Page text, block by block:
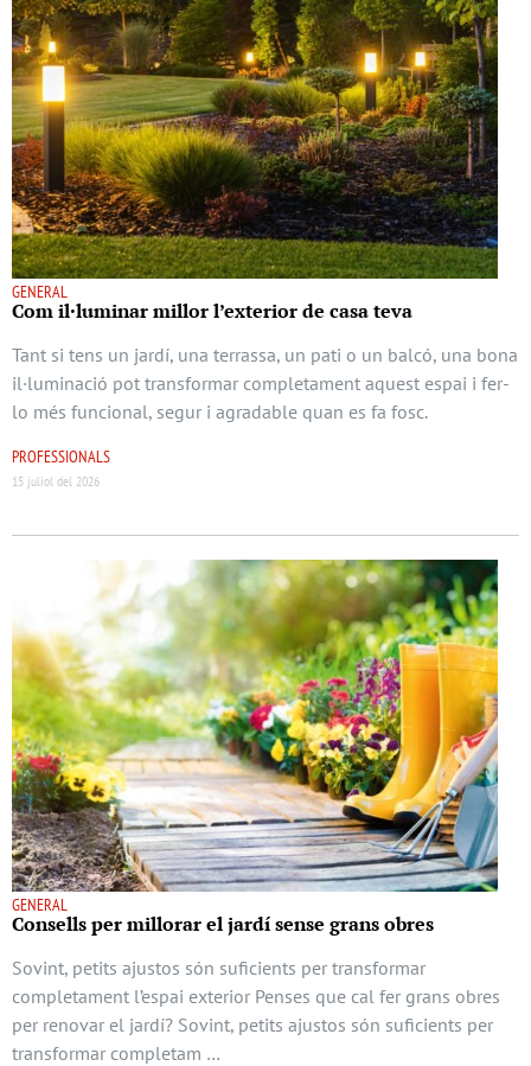
GENERAL
Com il·luminar millor l’exterior de casa teva
Tant si tens un jardí, una terrassa, un pati o un balcó, una bona
il·luminació pot transformar completament aquest espai i fer-
lo més funcional, segur i agradable quan es fa fosc.
PROFESSIONALS
15 juliol del 2026
GENERAL
Consells per millorar el jardí sense grans obres
Sovint, petits ajustos són suficients per transformar
completament l’espai exterior Penses que cal fer grans obres
per renovar el jardí? Sovint, petits ajustos són suficients per
transformar completam …